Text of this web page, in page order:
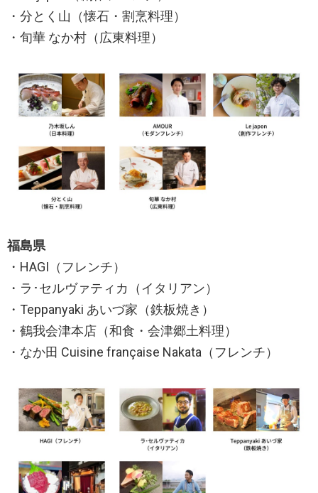
・分とく山（懐石・割烹料理）
・旬華 なか村（広東料理）
福島県
・HAGI（フレンチ）
・ラ･セルヴァティカ（イタリアン）
・Teppanyaki あいづ家（鉄板焼き）
・鶴我会津本店（和食・会津郷土料理）
・なか田 Cuisine française Nakata（フレンチ）